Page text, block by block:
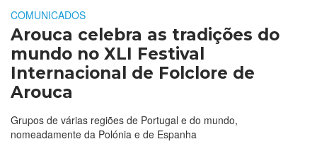
COMUNICADOS
Arouca celebra as tradições do
mundo no XLI Festival
Internacional de Folclore de
Arouca
Grupos de várias regiões de Portugal e do mundo,
nomeadamente da Polónia e de Espanha